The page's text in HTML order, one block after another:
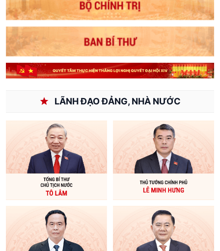
LÃNH ĐẠO ĐẢNG, NHÀ NƯỚC